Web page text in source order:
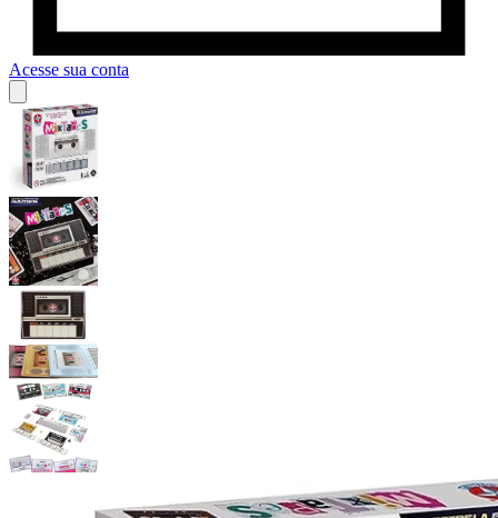
Acesse sua conta